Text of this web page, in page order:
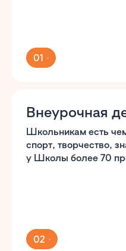
01
Внеурочная
Школьникам есть
спорт, творчество,
у Школы более 70
02